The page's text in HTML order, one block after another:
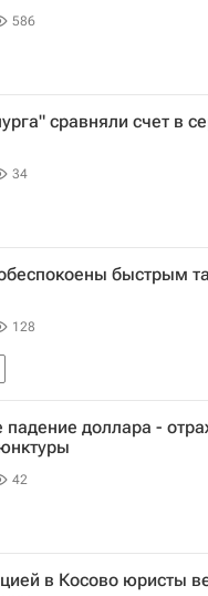
586
сравняли счет в
34
быстрым
128
доллара -
42
в Косово юристы